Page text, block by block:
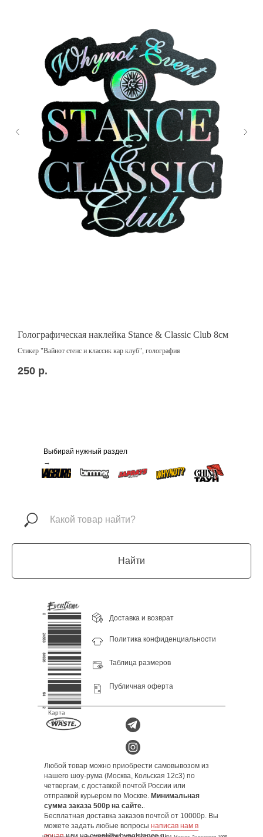
Голографическая наклейка Stance & Classic Club 8см
Стикер "Вайнот стенс и классик кар клуб", голография
250 р.
Выбирай нужный раздел
→
Найти
Доставка и возврат
Политика конфиденциальности
Публичная оферта
Таблица размеров
Любой товар можно приобрести самовывозом из
нашего шоу-рума (Москва, Кольская 12с3) по
четвергам, с доставкой почтой России или
отправкой курьером по Москве. Минимальная
сумма заказа 500р на сайте..
Бесплатная доставка заказов почтой от 10000р. Вы
можете задать любые вопросы написав нам в
Карта
сайта